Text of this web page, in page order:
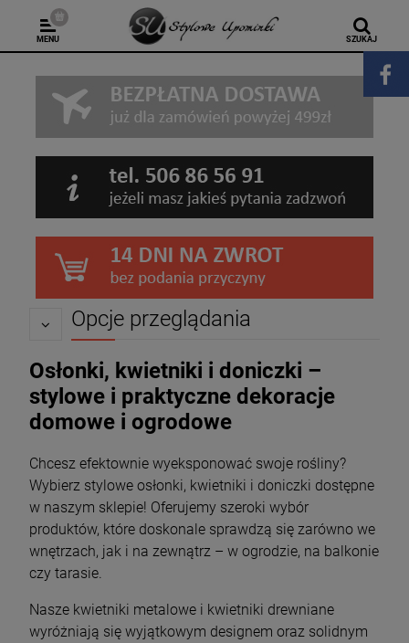
MENU SZUKAJ
Opcje przeglądania
Osłonki, kwietniki i doniczki –
stylowe i praktyczne dekoracje
domowe i ogrodowe
Chcesz efektownie wyeksponować swoje rośliny?
Wybierz stylowe osłonki, kwietniki i doniczki dostępne
w naszym sklepie! Oferujemy szeroki wybór
produktów, które doskonale sprawdzą się zarówno we
wnętrzach, jak i na zewnątrz – w ogrodzie, na balkonie
czy tarasie.
Nasze kwietniki metalowe i kwietniki drewniane
wyróżniają się wyjątkowym designem oraz solidnym